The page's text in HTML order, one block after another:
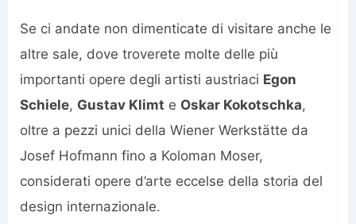
Se ci andate non dimenticate di visitare anche le
altre sale, dove troverete molte delle più
importanti opere degli artisti austriaci Egon
Schiele, Gustav Klimt e Oskar Kokotschka,
oltre a pezzi unici della Wiener Werkstätte da
Josef Hofmann fino a Koloman Moser,
considerati opere d’arte eccelse della storia del
design internazionale.